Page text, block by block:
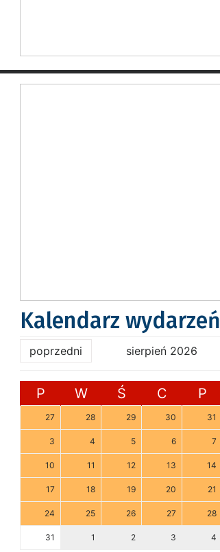
Kalendarz wydarzeń
poprzedni sierpień 2026
P W Ś C P
27 28 29 30 31
3 4 5 6 7
10 11 12 13 14
17 18 19 20 21
24 25 26 27 28
31 1 2 3 4